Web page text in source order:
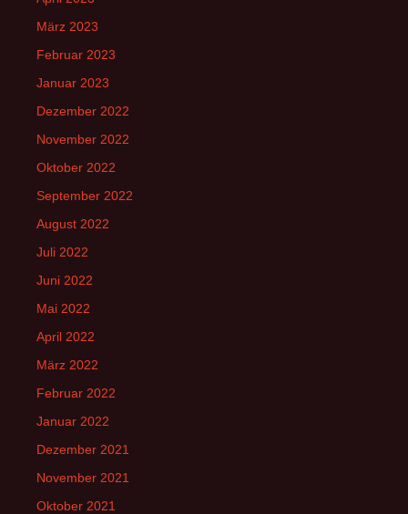
März 2023
Februar 2023
Januar 2023
Dezember 2022
November 2022
Oktober 2022
September 2022
August 2022
Juli 2022
Juni 2022
Mai 2022
April 2022
März 2022
Februar 2022
Januar 2022
Dezember 2021
November 2021
Oktober 2021